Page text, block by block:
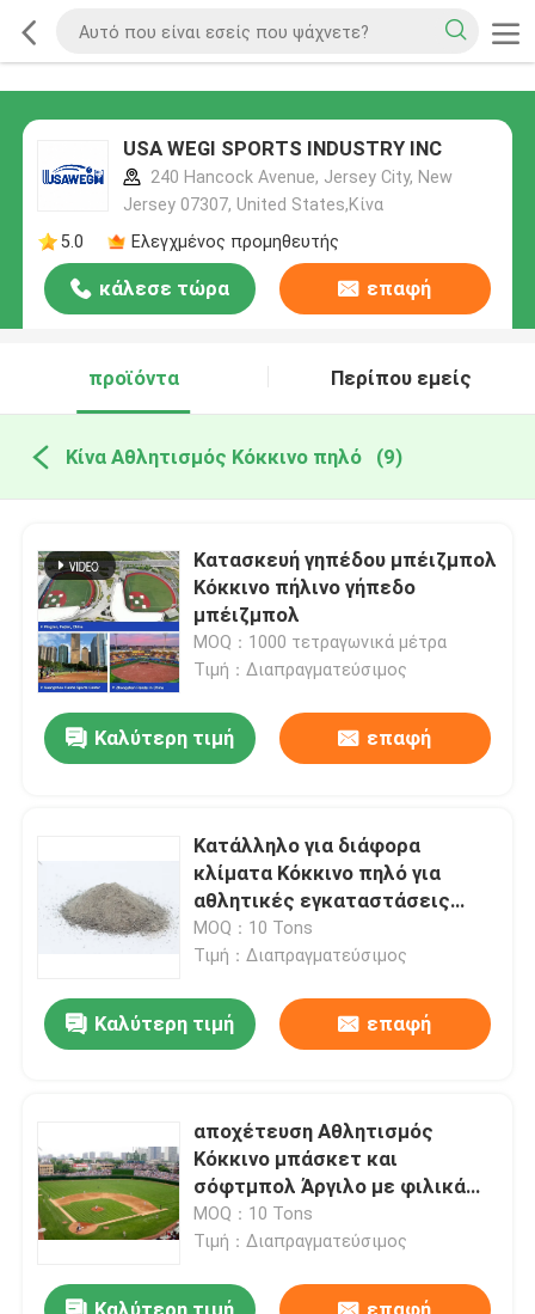
USA WEGI SPORTS INDUSTRY INC
240 Hancock Avenue, Jersey City, New
Jersey 07307, United States,Κίνα
5.0
Ελεγχμένος προμηθευτής
κάλεσε τώρα επαφή
προϊόντα Περίπου εμείς
Κίνα Αθλητισμός Κόκκινο πηλό (9)
Κατασκευή γηπέδου μπέιζμπολ
Κόκκινο πήλινο γήπεδο
μπέιζμπολ
MOQ：1000 τετραγωνικά μέτρα
Τιμή：Διαπραγματεύσιμος
Καλύτερη τιμή επαφή
Κατάλληλο για διάφορα
κλίματα Κόκκινο πηλό για
αθλητικές εγκαταστάσεις
Παρέχοντας επιφάνεια με
τακτική συντήρηση κυλίνδρων
MOQ：10 Tons
Τιμή：Διαπραγματεύσιμος
Καλύτερη τιμή επαφή
αποχέτευση Αθλητισμός
Κόκκινο μπάσκετ και
σόφτμπολ Άργιλο με φιλικά
προς το περιβάλλον υλικά
κατάλληλα για την
επιφανειών και την
MOQ：10 Tons
Τιμή：Διαπραγματεύσιμος